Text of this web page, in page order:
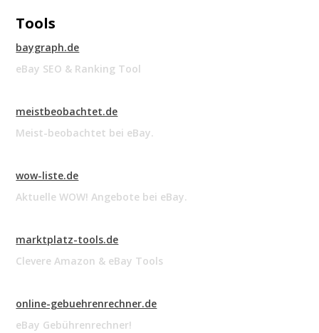
Tools
baygraph.de
eBay SEO & Ranking Tool
meistbeobachtet.de
Meist-beobachtet bei eBay.
wow-liste.de
Aktuelle WOW! Angebote bei eBay.
marktplatz-tools.de
Clevere Amazon & eBay Tools
online-gebuehrenrechner.de
eBay Gebührenrechner!